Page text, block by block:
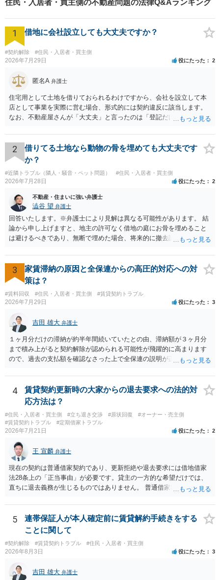
住民・入居者・買主側の不動産問題の法律Q&Aランキング
1 借地に会社設立しても大丈夫ですか？
#契約解除 #住民・入居者・買主側
2026年7月29日 役にたった 2
匿名A 弁護士
住宅用として土地を借りておられるわけですから、会社を設立して本
店として事業を実際に営む場合、形式的には契約違反に該当します。
なお、不動産屋さんが「大丈夫」と言ったのは「登記だけなら実務上
れますが、これは法的な保証ではありません。 ただ、解除まで認めら
れるかどうかについては信頼関係が破壊されたかどうかで判断されま
すので、建物を事務所・店舗用に大きく改築する等までなさらない限
り、リスクはそれほど大きくないかもしれません。 しかしそれでも、
大家さんが契約違反を口実に、将来の更新時に更新料の上乗せを要求
したり、立ち退きを迫る材料に使ったりする可能性は否定できませ
ん。
2
借りてる土地なら動物の骨を埋めても大丈夫です
か？
#近隣トラブル（隣人・騒音・ペット問題） #住民・入居者・買主側
2026年7月28日 役にたった 2
不動産・住まいに強い弁護士
澁谷 望 弁護士
回答いたします。※弁護士により見解は異なる可能性があります。 結
論から申し上げますと、地主の許可なく借地の庭にお骨を埋めること
は避けるべきであり、無断で埋めた場合、将来的に撤去請求や退去時
上、自分のペットの遺骨を埋める行為自体は墓地埋葬法違反や不法投
棄には該当しないため、犯罪になるわけではありません。しかし、建
物の所有者は質問者様であっても、土地の所有権はあくまで地主にあ
ります。そのため、地主に無断でお骨を埋める行為は、他人の所有権
を侵害する行為や、借地人としての善管注意義務違反とみなされる可
能性が高いのが私見です。 どうしてもお近くで供養されたい場合は、
事前に地主へ相談して許可を得るか、土地に直接埋めずに大きめの鉢
植え等で供養する「プランター葬」や、ペット霊園等への納骨を検討
されるのが確実かと思います。
3
家賃滞納の原因と全保連からの高圧的対応への対
策は？
#賃料回収 #住民・入居者・買主側 #賃貸契約トラブル
2026年7月29日 役にたった 3
吉田 雄大 弁護士
１ヶ月分だけの滞納が約半年間続いていたとの由、滞納額が３ヶ月分
まで積み上がると契約解除が認められる可能性が飛躍的に高まります
ので、過去の支払額を確認なさった上で全保連の説明が正しければ、
た理由は気になるところですが、中身のある返答は期待できないと思
います。
4
賃貸契約更新時の大家からの退去要求への法的対
応方法は？
#住民・入居者・買主側 #立ち退き交渉 #原状回復
#オーナー・売主側
#賃貸契約トラブル
#定期借家トラブル
2026年7月21日 役にたった 2
王 宣麟 弁護士
現在の契約は普通借家契約であり、更新拒絶や退去要求には借地借家
法28条上の「正当事由」が必要です。貸主の一方的な希望だけでは、
直ちに退去義務が生じるものではありません。 普通借家契約から定期
新たな定期借家契約を締結する形になりますが、これは任意の合意が
前提であり、借主が同意しなければ成立しません。 12年間の居住実
績、子どもの学校や地域とのつながり、転居費用の準備が困難な事情
などは、借主側の強い居住継続の必要性として正当事由判断において
重視される要素ですので、貸主側にかなり具体的な事情と立退料など
がない限り、更新拒絶が認められるハードルは一般的に高いと考えら
れます。 建物が未登記であること自体は、賃貸借契約の有効性を直ち
に否定するものではなく、引渡しがされていれば賃貸借の効力は原則
5
連帯保証人が本人確定前に賃貸解約手続きをする
ことに関して
#契約解除 #賃貸契約トラブル #住民・入居者・買主側
2026年8月3日 役にたった 3
吉田 雄大 弁護士